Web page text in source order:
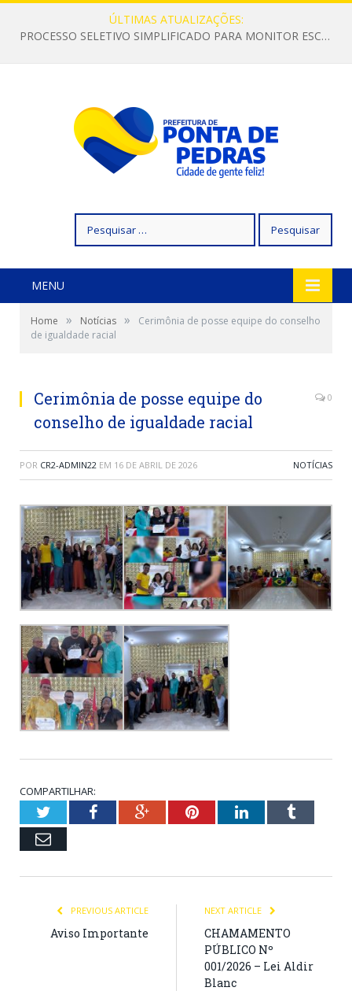
ÚLTIMAS ATUALIZAÇÕES:
PROCESSO SELETIVO SIMPLIFICADO PARA MONITOR ESCOLAR
por:
MENU
Home » Notícias »
Cerimônia de posse equipe do conselho
de igualdade racial
Cerimônia de posse equipe do
conselho de igualdade racial
0
POR CR2-ADMIN22 EM 16 DE ABRIL DE 2026 NOTÍCIAS
COMPARTILHAR:
TwitterFacebookGoogle+PinterestLinkedInTumblr
Email
PREVIOUS ARTICLE
Aviso Importante
NEXT ARTICLE
CHAMAMENTO
PÚBLICO Nº
001/2026 – Lei Aldir
Blanc